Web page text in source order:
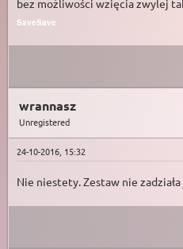
bez możliwości wzięcia zwylej
SaveSave
wrannasz
Unregistered
24-10-2016, 15:32
Nie niestety. Zestaw nie